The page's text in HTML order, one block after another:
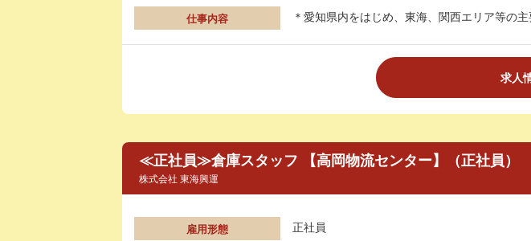
仕事内容 ＊愛知県内をはじめ、東海、関西エリア等の
求人
≪正社員≫倉庫スタッフ 【高岡物流センター】（正社員）
株式会社 東海興運
雇用形態 正社員